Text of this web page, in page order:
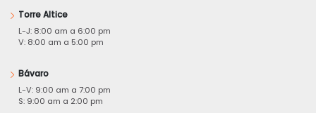
Torre Altice
L-J: 8:00 am a 6:00 pm
V: 8:00 am a 5:00 pm
Bávaro
L-V: 9:00 am a 7:00 pm
S: 9:00 am a 2:00 pm